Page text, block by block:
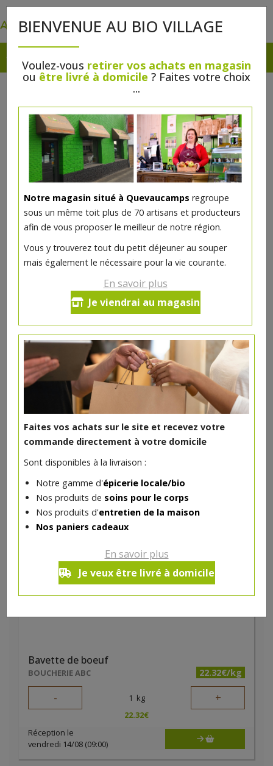
BIENVENUE AU BIO VILLAGE
Voulez-vous retirer vos achats en magasin
ou être livré à domicile ? Faites votre choix
...
Notre magasin situé à Quevaucamps regroupe
sous un même toit plus de 70 artisans et producteurs
afin de vous proposer le meilleur de notre région.
Vous y trouverez tout du petit déjeuner au souper
mais également le nécessaire pour la vie courante.
En savoir plus
Je viendrai au magasin
Faites vos achats sur le site et recevez votre
commande directement à votre domicile
Sont disponibles à la livraison :
Notre gamme d'épicerie locale/bio
Nos produits de soins pour le corps
Nos produits d'entretien de la maison
Nos paniers cadeaux
En savoir plus
Je veux être livré à domicile
Steak de boeuf (aloyau)
29.21€/kg
- 1 pc +
8.76€*
Réception le
vendredi 14/08 (09:00)
1 pc = ± 0.3 kg = ± 8.76 €
*Prix indicatif.+ infos
DANS LA MÊME CATÉGORIE ...
Bavette de boeuf
BOUCHERIE ABC 22.32€/kg
- 1 kg +
22.32€
Réception le
vendredi 14/08 (09:00)